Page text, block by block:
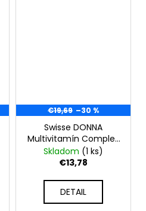
€19,69 –30 %
Swisse DONNA
Multivitamín Complex
- 60 tabliet
Skladom (1 ks)
€13,78
DETAIL